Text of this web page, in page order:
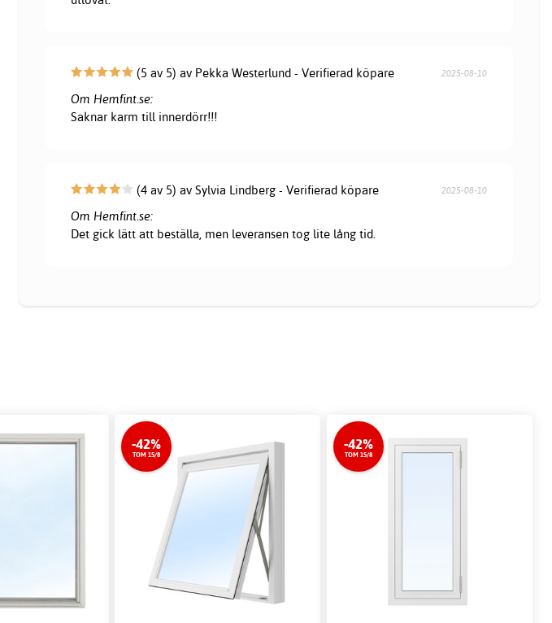
(5 av 5) av Pekka Westerlund - Verifierad köpare 2025-08-10
Om Hemfint.se:
Saknar karm till innerdörr!!!
(4 av 5) av Sylvia Lindberg - Verifierad köpare 2025-08-10
Om Hemfint.se:
Det gick lätt att beställa, men leveransen tog lite lång tid.
-42%
TOM 15/8
-42%
TOM 15/8